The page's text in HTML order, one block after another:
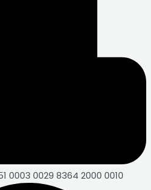
0003 0029 8364 2000 0010